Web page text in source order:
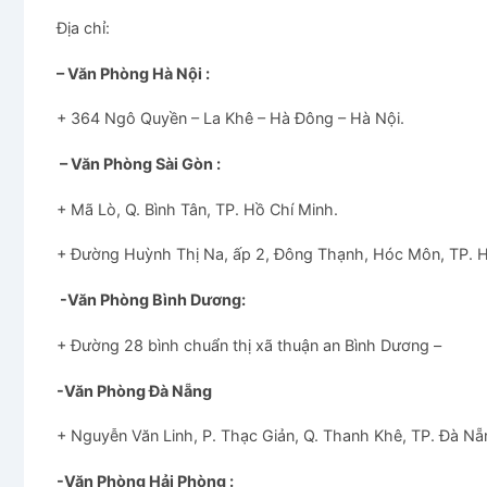
Địa chỉ:
– Văn Phòng Hà Nội :
+ 364 Ngô Quyền – La Khê – Hà Đông – Hà Nội.
– Văn Phòng Sài Gòn :
+ Mã Lò, Q. Bình Tân, TP. Hồ Chí Minh.
+ Đường Huỳnh Thị Na, ấp 2, Đông Thạnh, Hóc Môn, TP.
-Văn Phòng Bình Dương:
+ Đường 28 bình chuẩn thị xã thuận an Bình Dương –
-Văn Phòng Đà Nẵng
+ Nguyễn Văn Linh, P. Thạc Giản, Q. Thanh Khê, TP. Đà
-Văn Phòng Hải Phòng :